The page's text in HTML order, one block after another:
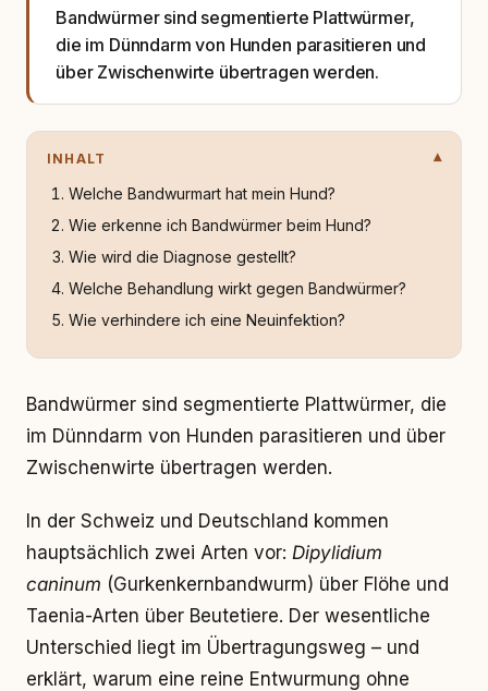
Bandwürmer sind segmentierte Plattwürmer,
die im Dünndarm von Hunden parasitieren und
über Zwischenwirte übertragen werden.
INHALT
Welche Bandwurmart hat mein Hund?
Wie erkenne ich Bandwürmer beim Hund?
Wie wird die Diagnose gestellt?
Welche Behandlung wirkt gegen Bandwürmer?
Wie verhindere ich eine Neuinfektion?
Bandwürmer sind segmentierte Plattwürmer, die
im Dünndarm von Hunden parasitieren und über
Zwischenwirte übertragen werden.
In der Schweiz und Deutschland kommen
hauptsächlich zwei Arten vor: Dipylidium
caninum (Gurkenkernbandwurm) über Flöhe und
Taenia-Arten über Beutetiere. Der wesentliche
Unterschied liegt im Übertragungsweg – und
erklärt, warum eine reine Entwurmung ohne